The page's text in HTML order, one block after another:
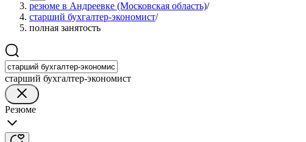
резюме в Андреевке (Московская область)/
старший бухгалтер-экономист/
полная занятость
старший бухгалтер-экономист
Резюме